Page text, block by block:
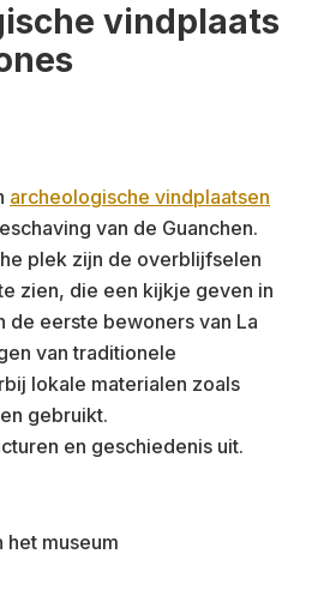
vindplaats
archeologische vindplaatsen
van de Guanchen.
plek zijn de overblijfselen
zien, die een kijkje geven in
de eerste bewoners van La
van traditionele
lokale materialen zoals
gebruikt.
en geschiedenis uit.
het museum